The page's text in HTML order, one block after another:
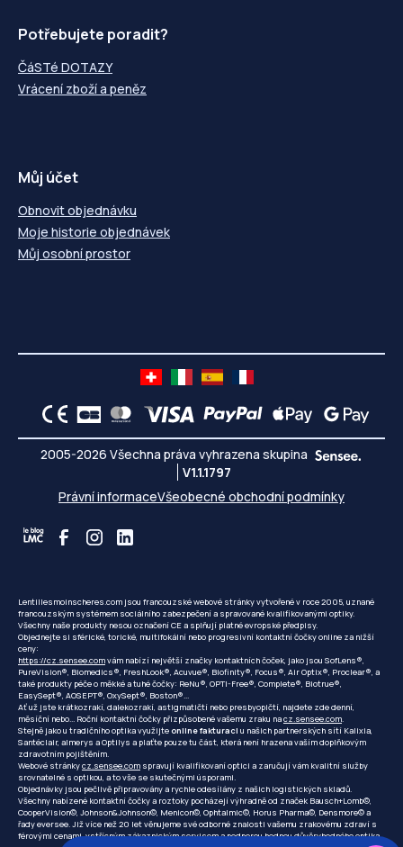
Potřebujete poradit?
ČáSTé DOTAZY
Vrácení zboží a peněz
Můj účet
Obnovit objednávku
Moje historie objednávek
Můj osobní prostor
2005-2026 Všechna práva vyhrazena skupina
V1.1.1797
Právní informaceVšeobecné obchodní podmínky
Lentillesmoinscheres.com jsou francouzské webové stránky vytvořené v roce 2005, uznané
francouzským systémem sociálního zabezpečení a spravované kvalifikovanými optiky.
Všechny naše produkty nesou označení CE a splňují platné evropské předpisy.
Objednejte si sférické, torické, multifokální nebo progresivní kontaktní čočky online za nižší
ceny:
https://cz.sensee.comvám nabízí největší značky kontaktních čoček, jako jsou SofLens®,
PureVision®, Biomedics®, FreshLook®, Acuvue®, Biofinity®, Focus®, Air Optix®, Proclear®, a
také produkty péče o měkké a tuhé čočky: ReNu®, OPTI-Free®, Complete®, Biotrue®,
EasySept®, AOSEPT®, OxySept®, Boston®...
Ať už jste krátkozrakí, dalekozrakí, astigmatičtí nebo presbyopičtí, najdete zde denní,
měsíční nebo... Roční kontaktní čočky přizpůsobené vašemu zraku nacz.sensee.com.
Stejně jako u tradičního optika využijteonline fakturaci u našich partnerských sítí Kalixia,
Santéclair, almerys a Optilys a plaťte pouze tu část, která není hrazena vaším doplňkovým
zdravotním pojištěním.
Webové stránkycz.sensee.com spravují kvalifikovaní optici a zaručují vám kvalitní služby
srovnatelné s optikou, a to vše se skutečnými úsporami.
Objednávky jsou pečlivě připravovány a rychle odesílány z našich logistických skladů.
Všechny nabízené kontaktní čočky a roztoky pocházejí výhradně od značek Bausch+Lomb©,
CooperVision©, Johnson&Johnson©, Menicon©, Ophtalmic©, Horus Pharma©, Densmore© a
řady eversee. Již více než 20 let věnujeme své odborné znalosti vašemu zrakovému zdraví s
férovými cenami, vstřícným zákaznickým servisem a podporou hodnou důvěryhodného optika.